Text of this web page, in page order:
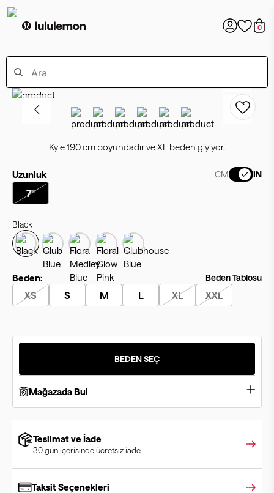
0
Kyle 190 cm boyundadır ve XL beden giyiyor.
Uzunluk CM IN
7"
Black
Beden: Beden Tablosu
XS S M L XL XXL
BEDEN SEÇ
Mağazada Bul
Teslimat ve İade
30 gün içerisinde ücretsiz iade
Taksit Seçenekleri